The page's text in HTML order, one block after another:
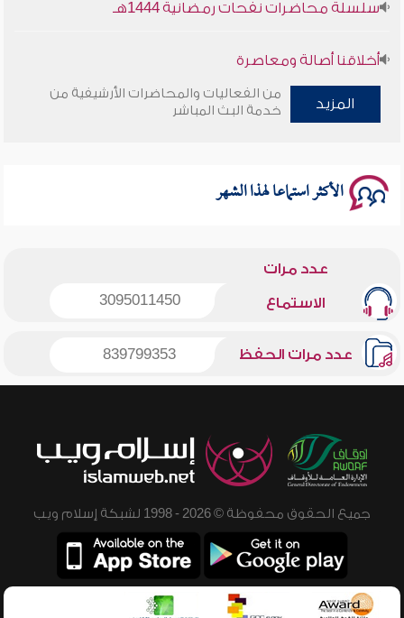
أخلاقنا أصالة ومعاصرة
وأمنهم من خوف 9
المزيد
من الفعاليات والمحاضرات الأرشيفية من
خدمة البث المباشر
الأكثر استماعا لهذا الشهر
عدد مرات
الاستماع 3095011450
عدد مرات الحفظ 839799353
جميع الحقوق محفوظة © 2026 - 1998 لشبكة إسلام ويب